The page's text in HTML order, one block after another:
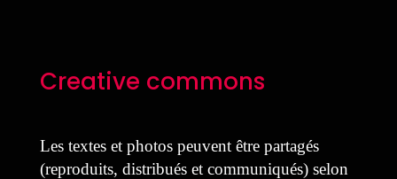
Creative commons
Les textes et photos peuvent être partagés
(reproduits, distribués et communiqués) selon